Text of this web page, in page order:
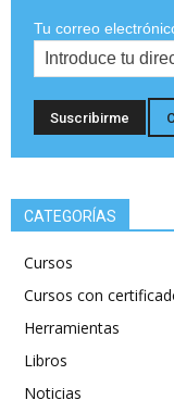
Tu correo
CATEGORÍAS
Cursos
Cursos con
Herramientas
Libros
Noticias